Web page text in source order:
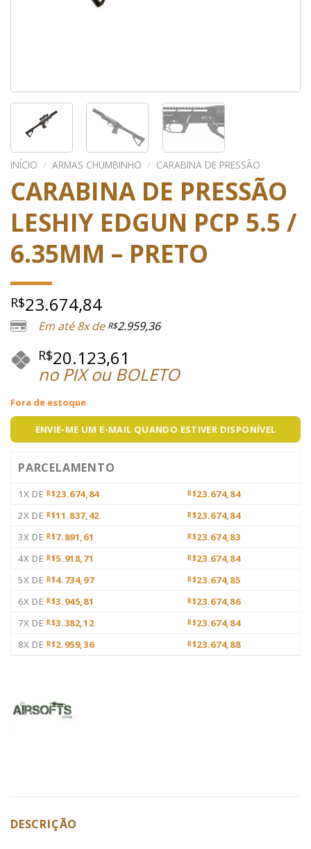
INÍCIO / ARMAS CHUMBINHO / CARABINA DE PRESSÃO
CARABINA DE PRESSÃO
LESHIY EDGUN PCP 5.5 /
6.35MM – PRETO
R$23.674,84
Em até 8x de R$2.959,36
R$20.123,61
no PIX ou BOLETO
Fora de estoque
ENVIE-ME UM E-MAIL QUANDO ESTIVER DISPONÍVEL
PARCELAMENTO
1X DE R$23.674,84 R$23.674,84
2X DE R$11.837,42 R$23.674,84
3X DE R$7.891,61 R$23.674,83
4X DE R$5.918,71 R$23.674,84
5X DE R$4.734,97 R$23.674,85
6X DE R$3.945,81 R$23.674,86
7X DE R$3.382,12 R$23.674,84
8X DE R$2.959,36 R$23.674,88
DESCRIÇÃO